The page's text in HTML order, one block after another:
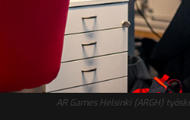
AR Games Helsinki (ARGH)